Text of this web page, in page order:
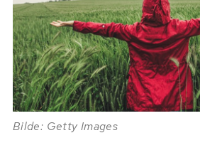
Bilde: Getty Images